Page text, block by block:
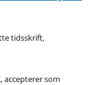
tidsskrift,
accepterer som